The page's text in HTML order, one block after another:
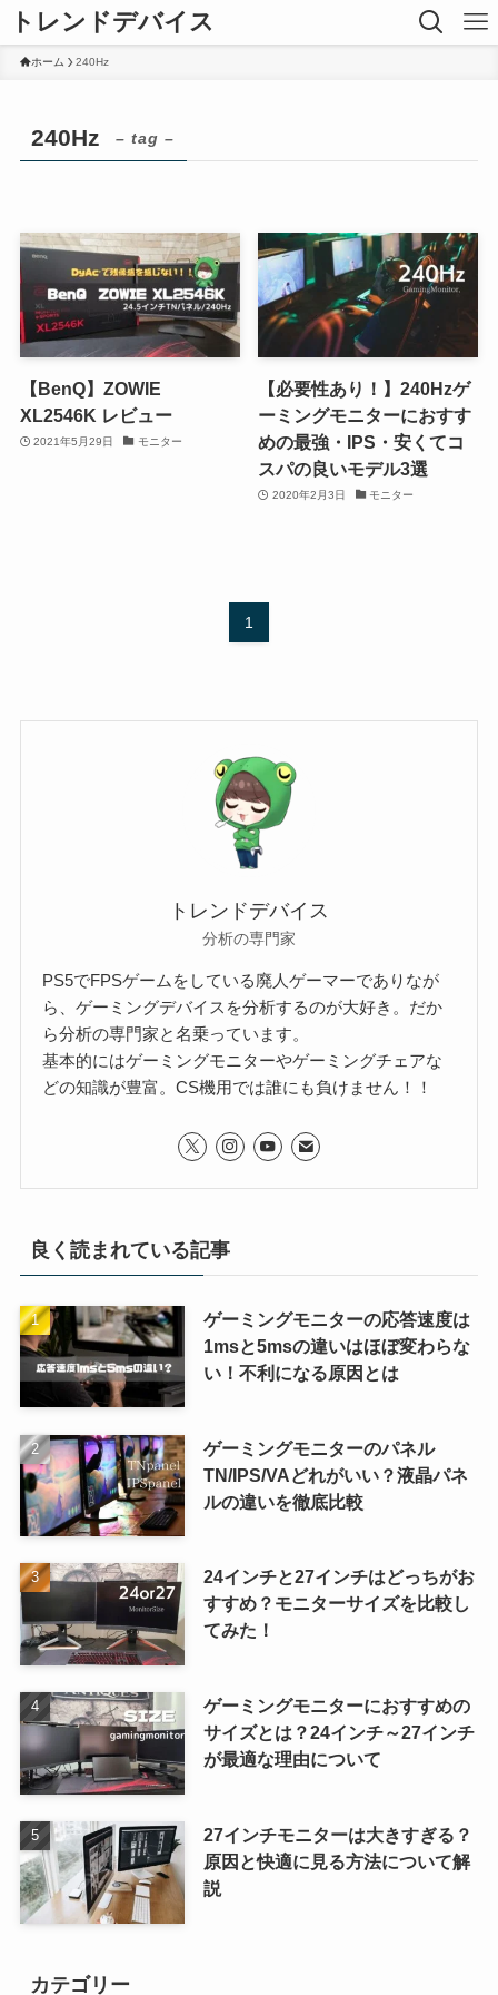
トレンドデバイス
ホーム 240Hz
240Hz – tag –
【BenQ】ZOWIE
XL2546K レビュー
2021年5月29日 モニター
【必要性あり！】240Hzゲ
ーミングモニターにおすす
めの最強・IPS・安くてコ
スパの良いモデル3選
2020年2月3日 モニター
1
トレンドデバイス
分析の専門家
PS5でFPSゲームをしている廃人ゲーマーでありなが
ら、ゲーミングデバイスを分析するのが大好き。だか
ら分析の専門家と名乗っています。
基本的にはゲーミングモニターやゲーミングチェアな
どの知識が豊富。CS機用では誰にも負けません！！
良く読まれている記事
ゲーミングモニターの応答速度は
1msと5msの違いはほぼ変わらな
い！不利になる原因とは
ゲーミングモニターのパネル
TN/IPS/VAどれがいい？液晶パネ
ルの違いを徹底比較
24インチと27インチはどっちがお
すすめ？モニターサイズを比較し
てみた！
ゲーミングモニターにおすすめの
サイズとは？24インチ～27インチ
が最適な理由について
27インチモニターは大きすぎる？
原因と快適に見る方法について解
説
カテゴリー